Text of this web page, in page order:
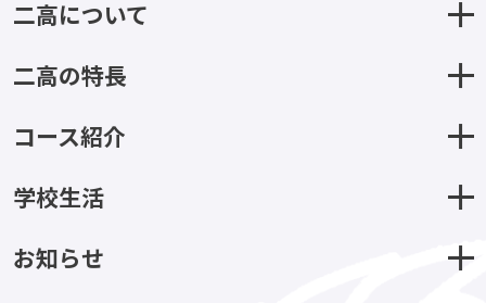
二高について
二高の特長
コース紹介
学校生活
お知らせ